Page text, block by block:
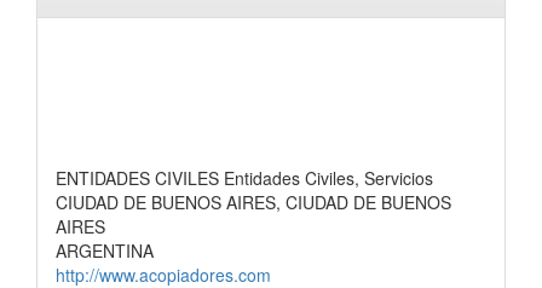
ENTIDADES CIVILES Entidades Civiles, Servicios
CIUDAD DE BUENOS AIRES, CIUDAD DE BUENOS
AIRES
ARGENTINA
http://www.acopiadores.com